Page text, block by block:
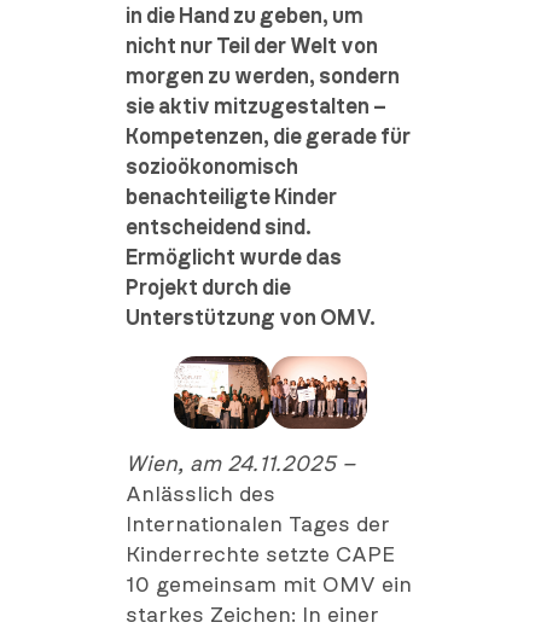
in die Hand zu geben, um
nicht nur Teil der Welt von
morgen zu werden, sondern
sie aktiv mitzugestalten –
Kompetenzen, die gerade für
sozioökonomisch
benachteiligte Kinder
entscheidend sind.
Ermöglicht wurde das
Projekt durch die
Unterstützung von OMV.
Wien, am 24.11.2025 –
Anlässlich des
Internationalen Tages der
Kinderrechte setzte CAPE
10 gemeinsam mit OMV ein
starkes Zeichen: In einer